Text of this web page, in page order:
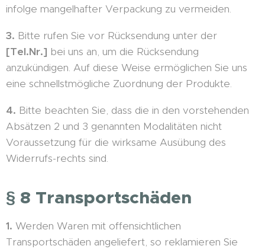
infolge mangelhafter Verpackung zu vermeiden.
3. Bitte rufen Sie vor Rücksendung unter der
[Tel.Nr.] bei uns an, um die Rücksendung
anzukündigen. Auf diese Weise ermöglichen Sie uns
eine schnellstmögliche Zuordnung der Produkte.
4. Bitte beachten Sie, dass die in den vorstehenden
Absätzen 2 und 3 genannten Modalitäten nicht
Voraussetzung für die wirksame Ausübung des
Widerrufs-rechts sind.
§ 8 Transportschäden
1. Werden Waren mit offensichtlichen
Transportschäden angeliefert, so reklamieren Sie